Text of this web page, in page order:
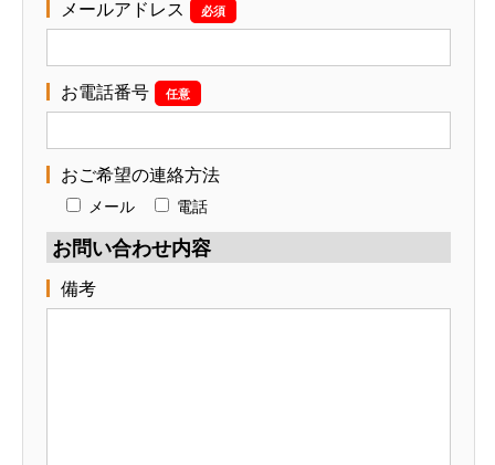
メールアドレス 必須
お電話番号 任意
おご希望の連絡方法
メール 電話
お問い合わせ内容
備考